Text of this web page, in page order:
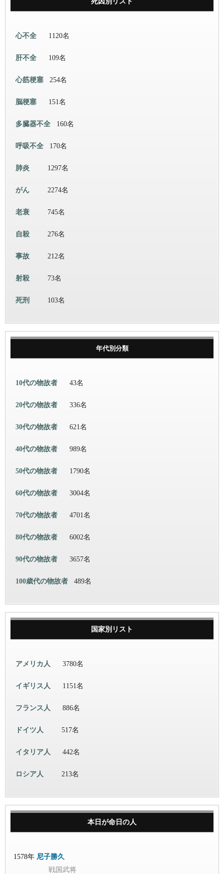
心不全 1120名
肝不全 109名
心筋梗塞 254名
脳梗塞 151名
多臓器不全 160名
呼吸不全 170名
肺炎 1297名
がん 2274名
老衰 745名
自殺 276名
事故 212名
射殺 73名
死刑 103名
年代別分類
10代の物故者 43名
20代の物故者 336名
30代の物故者 621名
40代の物故者 989名
50代の物故者 1790名
60代の物故者 3004名
70代の物故者 4701名
80代の物故者 6002名
90代の物故者 3657名
100歳代の物故者 489名
国家別リスト
アメリカ人 3780名
イギリス人 1151名
フランス人 886名
ドイツ人 517名
イタリア人 442名
ロシア人 213名
本日が命日の人
1578年 尼子勝久
戦国武将